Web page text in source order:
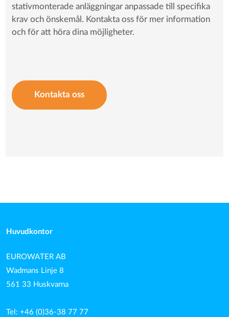
stativmonterade anläggningar anpassade till specifika
krav och önskemål. Kontakta oss för mer information
och för att höra dina möjligheter.
Kontakta oss
Huvudkontor
EUROWATER AB
Wadmans Linje 8
561 33 Huskvarna
Tel: +46 (0)36-38 77 77